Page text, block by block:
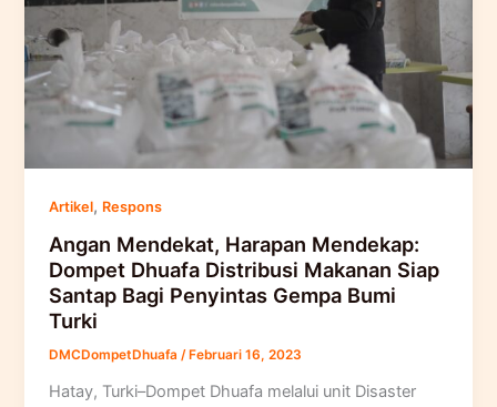
Artikel, Respons
Angan Mendekat, Harapan Mendekap:
Dompet Dhuafa Distribusi Makanan Siap
Santap Bagi Penyintas Gempa Bumi
Turki
DMCDompetDhuafa/ Februari 16, 2023
Hatay, Turki–Dompet Dhuafa melalui unit Disaster